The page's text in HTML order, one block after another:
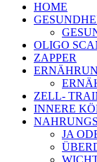
HOME
OLIGO
ZAPPER
ZELL-
INNERE
JA